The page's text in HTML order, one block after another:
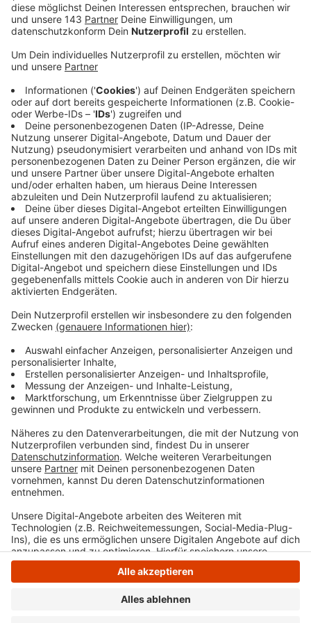
Anzeige
EN: Die Einsatzkräfte hier im Kreis mussten sich um
viele weitere Unfälle am Pfingstwochenende
kümmern. Vier Menschen wurden bei einem Unfall am
Sonntagabend in Witten verletzt, hier wollte ein Auto
gerade nach rechts abbiegen, als ein weiterer Wagen
plötzlich rechts auf der Busspur überholte.
Sonntagnachmittag gab es einen schwerverletzten
Radfahrer in Hattingen, er war auf abschüssiger Straße
in einer Kurve in ein Schlagloch gefahren. In Witten-
Bommern musste ungefähr zur gleichen Zeit ein
Achtjähriger ins Krankenhaus, weil vor ihm der Verkehr
schlagartig stoppte und er stürzte.
Schon Freitagabend verletzte sich ein Herdecker in
Wetter leicht, weil ihn eine entgegenkommende
Autofahrerin beim Linksabbiegen übersehen hatte.
In Bochum-Linden kamen ein Hattinger
Motorradfahrer und sein Beifahrer ums Leben.
Die Infos dazu gibt es hier.
Anzeige